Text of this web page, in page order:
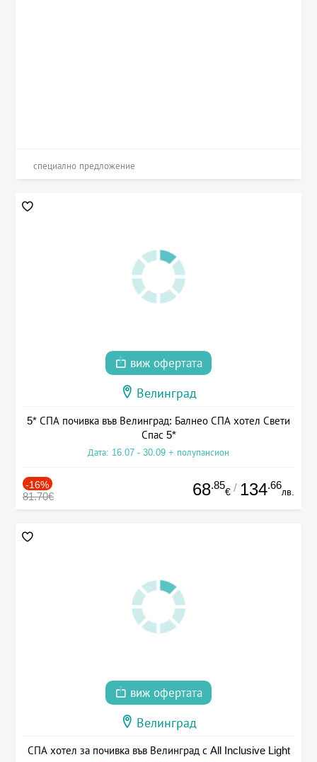
специално предложение
виж офертата
Велинград
5* СПА почивка във Велинград: Балнео СПА хотел Свети
Спас 5*
Дата: 16.07 - 30.09 + полупансион
-16%
81.70€ 68.85
€ / 134.66
лв.
виж офертата
Велинград
СПА хотел за почивка във Велинград с All Inclusive Light